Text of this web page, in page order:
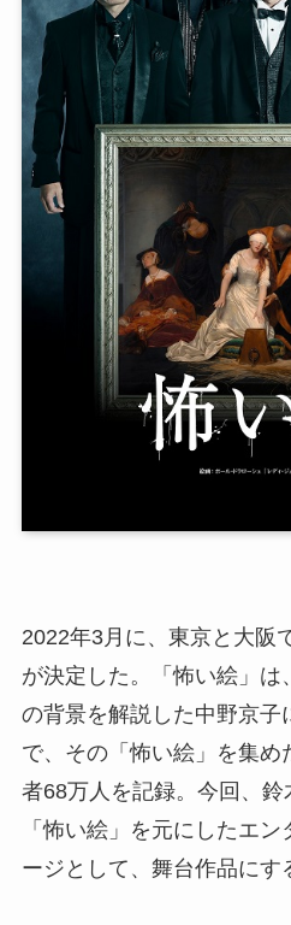
2022年3月に、東京と大阪
が決定した。「怖い絵」は
の背景を解説した中野京子
で、その「怖い絵」を集め
者68万人を記録。今回、
「怖い絵」を元にしたエ
ージとして、舞台作品にす